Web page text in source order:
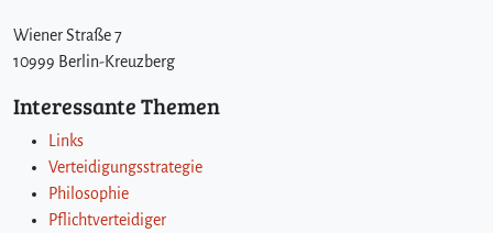
Wiener Straße 7
10999 Berlin-Kreuzberg
Interessante Themen
Links
Verteidigungsstrategie
Philosophie
Pflichtverteidiger